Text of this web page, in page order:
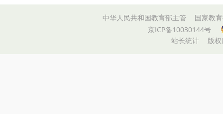
中华人民共和国教育部主管
国家教
京ICP备10030144号
站长统计
版